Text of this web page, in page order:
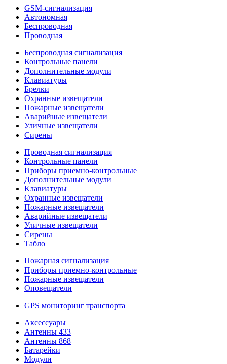
GSM-сигнализация
Автономная
Беспроводная
Проводная
Беспроводная сигнализация
Контрольные панели
Дополнительные модули
Клавиатуры
Брелки
Охранные извещатели
Пожарные извещатели
Аварийные извещатели
Уличные извещатели
Сирены
Проводная сигнализация
Контрольные панели
Приборы приемно-контрольные
Дополнительные модули
Клавиатуры
Охранные извещатели
Пожарные извещатели
Аварийные извещатели
Уличные извещатели
Сирены
Табло
Пожарная сигнализация
Приборы приемно-контрольные
Пожарные извещатели
Оповещатели
GPS мониторинг транспорта
Аксессуары
Антенны 433
Антенны 868
Батарейки
Модули